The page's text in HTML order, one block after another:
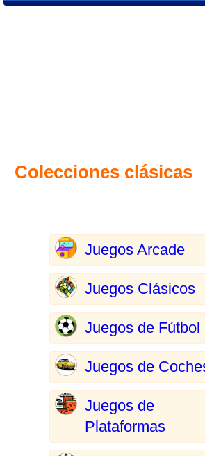
Colecciones clásicas
Juegos Arcade
Juegos Clásicos
Juegos de Fútbol
Juegos de
Juegos de
Plataformas